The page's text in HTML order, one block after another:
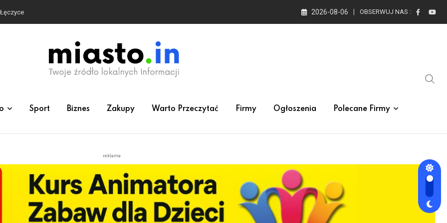
2026-08-06 OBSERWUJ NAS :
Sport Biznes Zakupy Warto Przeczytać Firmy Ogłoszenia Polecane Firmy
reklama